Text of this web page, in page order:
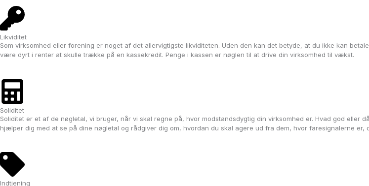
Likviditet
Som virksomhed eller forening er noget af det allervigtigste likviditeten. Uden den kan det betyde, at du ikke kan
være dyrt i renter at skulle trække på en kassekredit. Penge i kassen er nøglen til at drive din virksomhed til vækst.
Soliditet
Soliditet er et af de nøgletal, vi bruger, når vi skal regne på, hvor modstandsdygtig din virksomhed er. Hvad god eller
hjælper dig med at se på dine nøgletal og rådgiver dig om, hvordan du skal agere ud fra dem, hvor faresignalerne er,
Indtjening